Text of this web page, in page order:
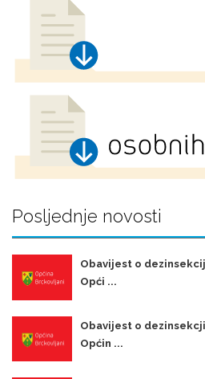
Posljednje novosti
Obavijest o
Opći ...
Obavijest o
Općin ...